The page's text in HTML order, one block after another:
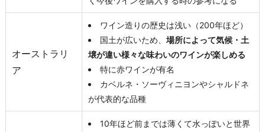
オーストラリ
ア
ワイン造りの歴史は浅い（200年ほど）
国土が広いため、 場所によって気候・土
壌が違い様々な味わいのワインが楽しめる
特に赤ワインが有名
カベルネ・ソーヴィニヨンやシャルドネ
が代表的な品種
10年ほど前までは薄くて水っぽいと世界